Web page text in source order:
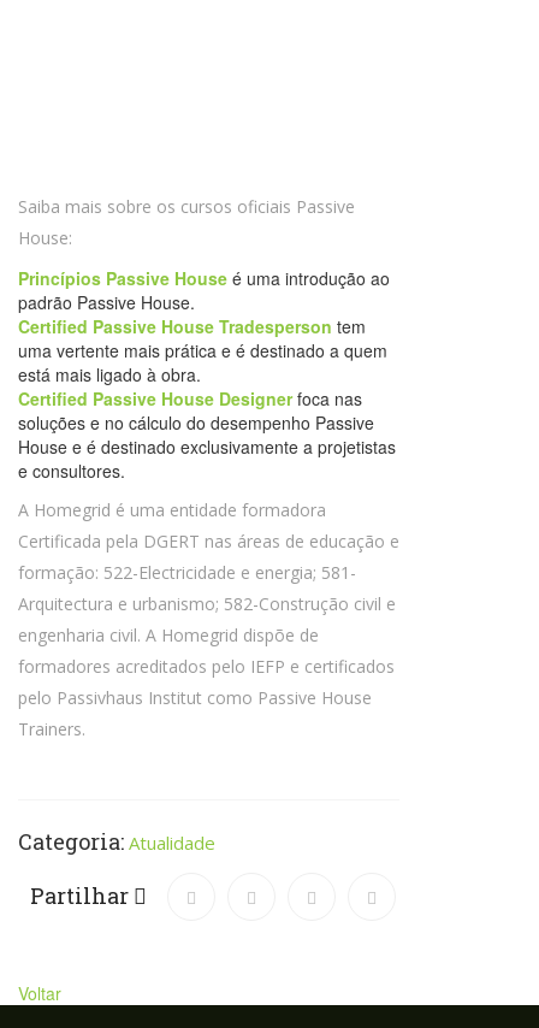
Saiba mais sobre os cursos oficiais Passive
House:
Princípios Passive House é uma introdução ao
padrão Passive House.
Certified Passive House Tradesperson tem
uma vertente mais prática e é destinado a quem
está mais ligado à obra.
Certified Passive House Designerfoca nas
soluções e no cálculo do desempenho Passive
House e é destinado exclusivamente a projetistas
e consultores.
A Homegrid é uma entidade formadora
Certificada pela DGERT nas áreas de educação e
formação: 522-Electricidade e energia; 581-
Arquitectura e urbanismo; 582-Construção civil e
engenharia civil. A Homegrid dispõe de
formadores acreditados pelo IEFP e certificados
pelo Passivhaus Institut como Passive House
Trainers.
Categoria: Atualidade
Partilhar
Voltar